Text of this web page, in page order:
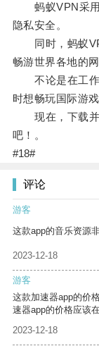
蚂蚁VPN采用
隐私安全。
同时，蚂蚁
畅游世界各地的
不论是在工作
时想畅玩国际游
现在，下载并
吧！。
#18#
评论
游客
这款app的音乐资源
2023-12-18
游客
这款加速器app的价
速器app的价格应该
2023-12-18